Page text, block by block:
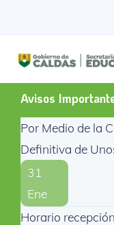
Avisos
Por Medio de la
Definitiva de
31
Ene
Horario